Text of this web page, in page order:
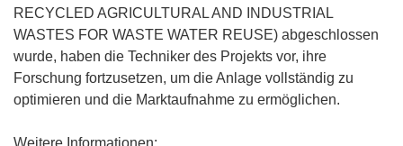
e
u
e
m
F
RECYCLED AGRICULTURAL AND INDUSTRIAL
WASTES FOR WASTE WATER REUSE) abgeschlossen
wurde, haben die Techniker des Projekts vor, ihre
Forschung fortzusetzen, um die Anlage vollständig zu
optimieren und die Marktaufnahme zu ermöglichen.